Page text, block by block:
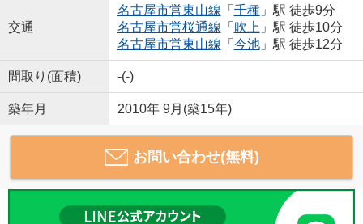
交通
名古屋市営東山線 「 千種」駅 徒歩9分
名古屋市営桜通線 「 吹上 」駅 徒歩10分
名古屋市営東山線 「 今池」駅 徒歩12分
間取り(面積) -(-)
築年月 2010年 9月(築15年)
お問い合わせ(無料)